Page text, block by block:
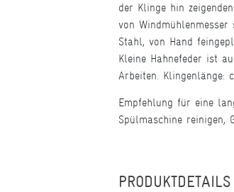
der Klinge hin
von
Stahl, von Hand
Kleine Hahnefeder ist
Arbeiten. Klingenlänge:
Empfehlung für eine
Spülmaschine reinigen,
PRODUKTDETAILS